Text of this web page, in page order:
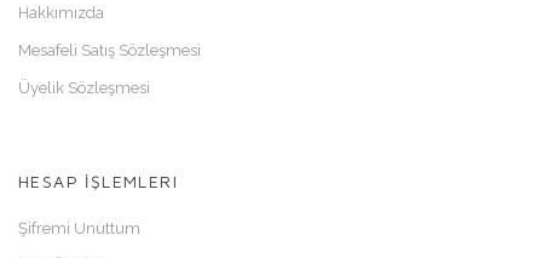
Hakkımızda
Mesafeli Satış Sözleşmesi
Üyelik Sözleşmesi
HESAP İŞLEMLERI
Şifremi Unuttum